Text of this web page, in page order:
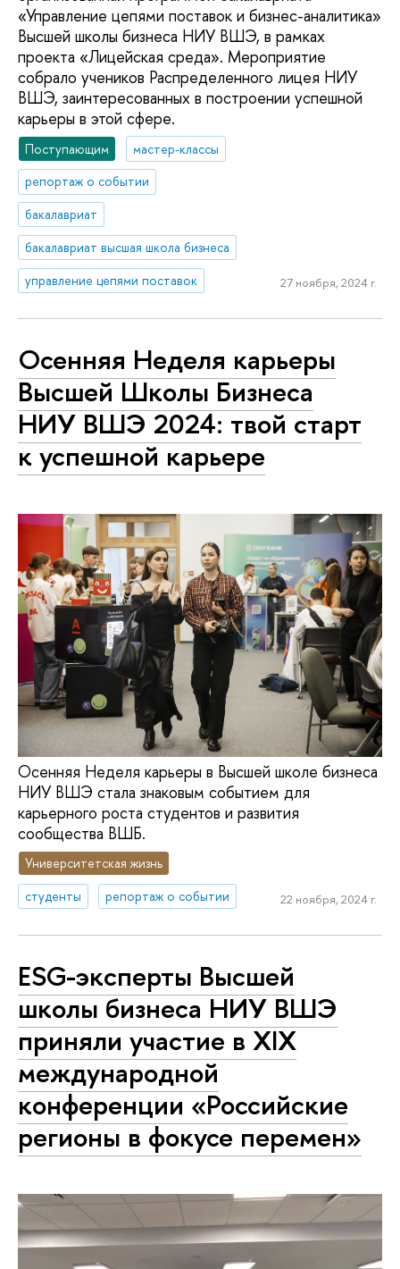
«Управление цепями поставок и бизнес-аналитика»
Высшей школы бизнеса НИУ ВШЭ, в рамках
проекта «Лицейская среда». Мероприятие
собрало учеников Распределенного лицея НИУ
ВШЭ, заинтересованных в построении успешной
карьеры в этой сфере.
Поступающим
мастер-классы
репортаж о событии
бакалавриат
бакалавриат высшая школа бизнеса
управление цепями поставок
27 ноября, 2024 г.
Осенняя Неделя карьеры
Высшей Школы Бизнеса
НИУ ВШЭ 2024: твой старт
к успешной карьере
Осенняя Неделя карьеры в Высшей школе бизнеса
НИУ ВШЭ стала знаковым событием для
карьерного роста студентов и развития
сообщества ВШБ.
Университетская жизнь
студенты
репортаж о событии 22 ноября, 2024 г.
ESG-эксперты Высшей
школы бизнеса НИУ ВШЭ
приняли участие в XIX
международной
конференции «Российские
регионы в фокусе перемен»